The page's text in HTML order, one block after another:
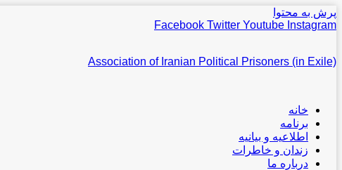
پرش به محتوا
Facebook Twitter Youtube Instagram
Association of Iranian Political Prisoners (in Exile)
خانه
برنامه
اطلاعیه و بیانیه
زندان و خاطرات
درباره ما